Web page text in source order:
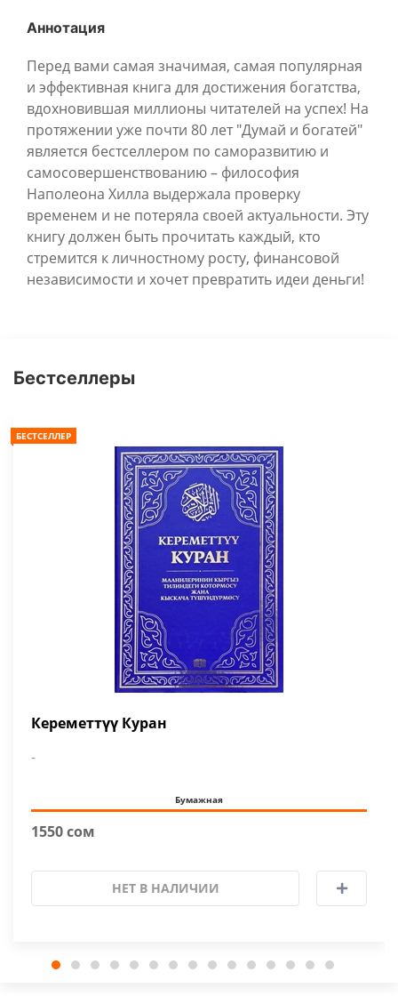
Аннотация
Перед вами самая значимая, самая популярная
и эффективная книга для достижения богатства,
вдохновившая миллионы читателей на успех! На
протяжении уже почти 80 лет "Думай и богатей"
является бестселлером по саморазвитию и
самосовершенствованию – философия
Наполеона Хилла выдержала проверку
временем и не потеряла своей актуальности. Эту
книгу должен быть прочитать каждый, кто
стремится к личностному росту, финансовой
независимости и хочет превратить идеи деньги!
Бестселлеры
БЕСТСЕЛЛЕР
Кереметтүү Куран
-
Бумажная
1550 сом
НЕТ В НАЛИЧИИ